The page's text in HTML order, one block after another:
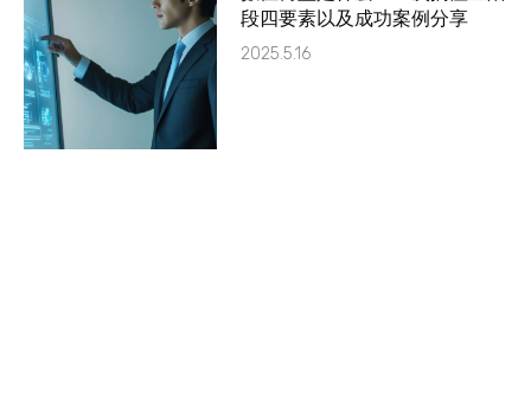
段四要素以及成功案例分享
2025.5.16